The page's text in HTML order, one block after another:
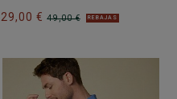
49,00 €
29,00 € REBAJAS